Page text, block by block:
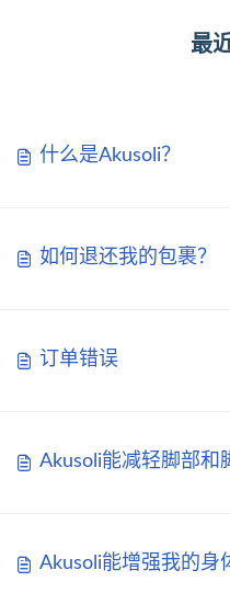
最
什么是Akusoli？
如何退还我的包裹？
订单错误
Akusoli能减轻脚部和
Akusoli能增强我的身